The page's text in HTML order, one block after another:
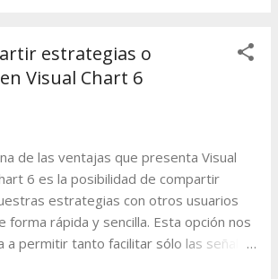
estudiado. En esta sesión, veremos
gestión de varios stops simultáneos o
en VB.NET. Tras cumplimentar
al que desea asistir, debe
del e- mail de aceptación o
al mismo, debido a que el aula
máxima de 25 ...
estrategias o
Visual Chart 6
de las ventajas que presenta Visual
6 es la posibilidad de compartir
estrategias con otros usuarios
forma rápida y sencilla. Esta opción nos
a permitir tanto facilitar sólo las señales